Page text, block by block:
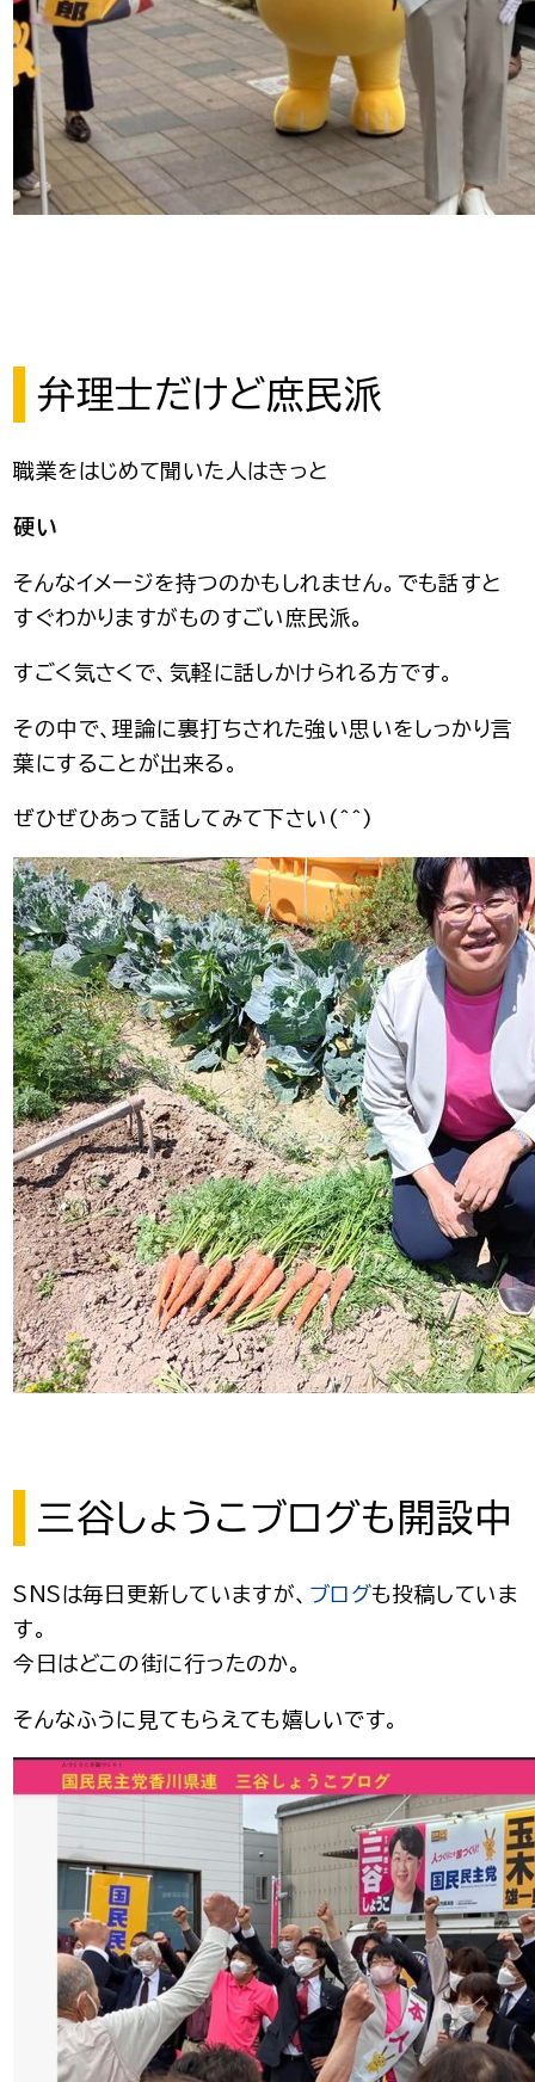
弁理士だけど庶民派
職業をはじめて聞いた人はきっと
硬い
そんなイメージを持つのかもしれません。でも話すと
すぐわかりますがものすごい庶民派。
すごく気さくで、気軽に話しかけられる方です。
その中で、理論に裏打ちされた強い思いをしっかり言
葉にすることが出来る。
ぜひぜひあって話してみて下さい(^^)
三谷しょうこブログも開設中
SNSは毎日更新していますが、 ブログも投稿していま
す。
今日はどこの街に行ったのか。
そんなふうに見てもらえても嬉しいです。